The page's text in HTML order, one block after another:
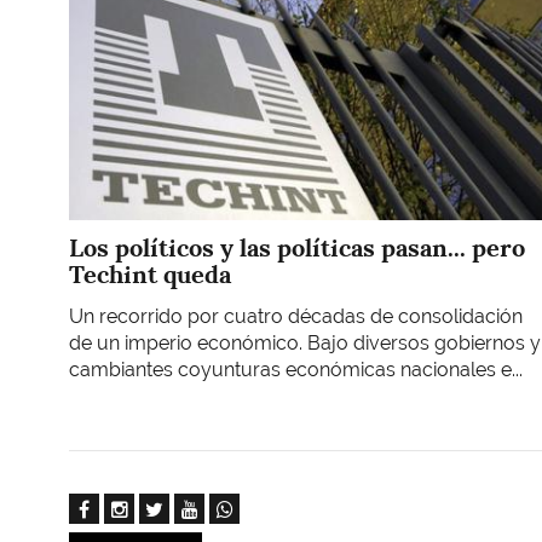
Los políticos y las políticas pasan... pero
Techint queda
Un recorrido por cuatro décadas de consolidación
de un imperio económico. Bajo diversos gobiernos y
cambiantes coyunturas económicas nacionales e...